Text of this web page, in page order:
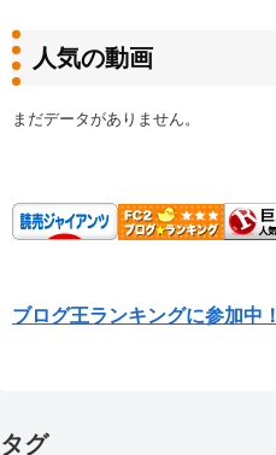
人気の動画
まだデータがありません。
ブログ王ランキングに参加中！
タグ